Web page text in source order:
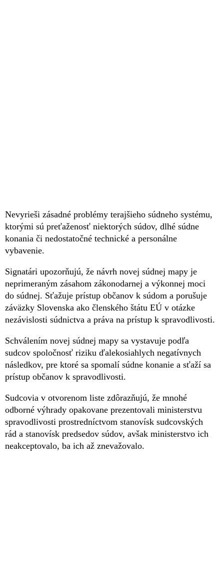
Nevyrieši zásadné problémy terajšieho súdneho systému,
ktorými sú preťaženosť niektorých súdov, dlhé súdne
konania či nedostatočné technické a personálne
vybavenie.
Signatári upozorňujú, že návrh novej súdnej mapy je
neprimeraným zásahom zákonodarnej a výkonnej moci
do súdnej. Sťažuje prístup občanov k súdom a porušuje
záväzky Slovenska ako členského štátu EÚ v otázke
nezávislosti súdnictva a práva na prístup k spravodlivosti.
Schválením novej súdnej mapy sa vystavuje podľa
sudcov spoločnosť riziku ďalekosiahlych negatívnych
následkov, pre ktoré sa spomalí súdne konanie a sťaží sa
prístup občanov k spravodlivosti.
Sudcovia v otvorenom liste zdôrazňujú, že mnohé
odborné výhrady opakovane prezentovali ministerstvu
spravodlivosti prostredníctvom stanovísk sudcovských
rád a stanovísk predsedov súdov, avšak ministerstvo ich
neakceptovalo, ba ich až znevažovalo.